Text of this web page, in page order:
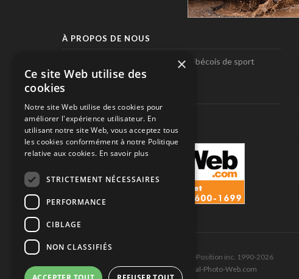
À PROPOS DE NOUS
Pole-Position, le seul magazine québécois de sport
automobile.
SUIVEZ-NOUS
Tous droits réservés © Les Éditions Pole-Position inc. 1990-2026
Ce site est produit et hébergé par Montréal-Photo-Web.com
×
Ce site Web utilise des
cookies
Notre site Web utilise des cookies pour
améliorer l'expérience utilisateur. En
utilisant notre site Web, vous acceptez tous
les cookies conformément à notre Politique
relative aux cookies. En savoir plus
STRICTEMENT NÉCESSAIRES
PERFORMANCE
CIBLAGE
NON CLASSIFIÉS